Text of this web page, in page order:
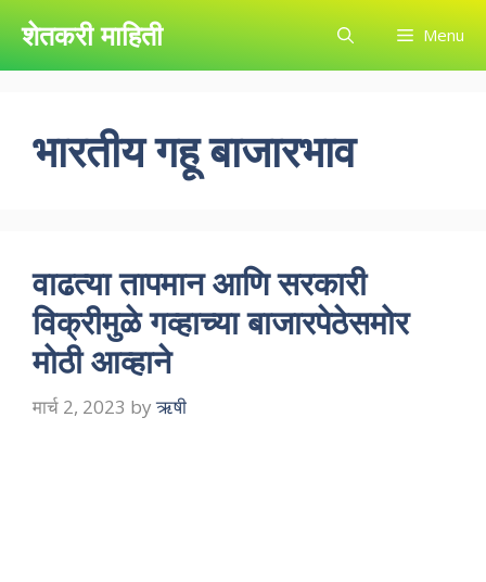
content
शेतकरी माहिती Menu
भारतीय गहू बाजारभाव
वाढत्या तापमान आणि सरकारी
विक्रीमुळे गव्हाच्या बाजारपेठेसमोर
मोठी आव्हाने
मार्च 2, 2023 byऋषी